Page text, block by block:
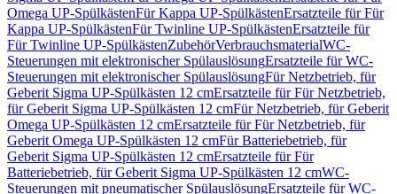
Omega UP-SpülkästenFür Kappa UP-SpülkästenErsatzteile für Für
Kappa UP-SpülkästenFür Twinline UP-SpülkästenErsatzteile für
Für Twinline UP-SpülkästenZubehörVerbrauchsmaterialWC-
Steuerungen mit elektronischer SpülauslösungErsatzteile für WC-
Steuerungen mit elektronischer SpülauslösungFür Netzbetrieb, für
Geberit Sigma UP-Spülkästen 12 cmErsatzteile für Für Netzbetrieb,
für Geberit Sigma UP-Spülkästen 12 cmFür Netzbetrieb, für Geberit
Omega UP-Spülkästen 12 cmErsatzteile für Für Netzbetrieb, für
Geberit Omega UP-Spülkästen 12 cmFür Batteriebetrieb, für
Geberit Sigma UP-Spülkästen 12 cmErsatzteile für Für
Batteriebetrieb, für Geberit Sigma UP-Spülkästen 12 cmWC-
Steuerungen mit pneumatischer SpülauslösungErsatzteile für WC-